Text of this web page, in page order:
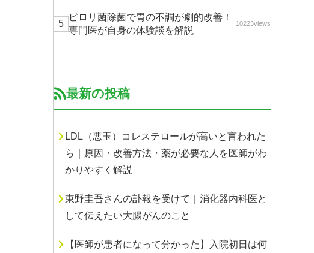
ピロリ菌除菌で胃の不調が劇的改善！
専門医が自身の体験談を解説
10223views
最新の投稿
LDL（悪玉）コレステロールが高いと言われた
ら｜原因・改善方法・薬が必要な人を医師がわ
かりやすく解説
東野圭吾さんの訃報を受けて｜消化器内科医と
して伝えたい大腸がんのこと
【医師が患者になって分かった】入院初日は何